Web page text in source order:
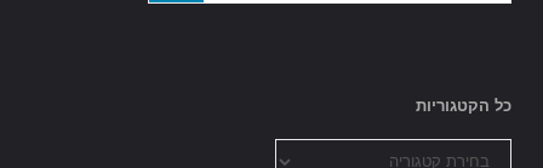
כל הקטגוריות